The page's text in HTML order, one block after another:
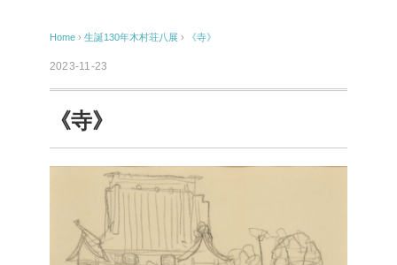
Home › 生誕130年木村荘八展 › 《寺》
2023-11-23
《寺》